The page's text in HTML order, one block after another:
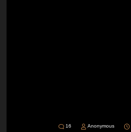
16 Anonymous